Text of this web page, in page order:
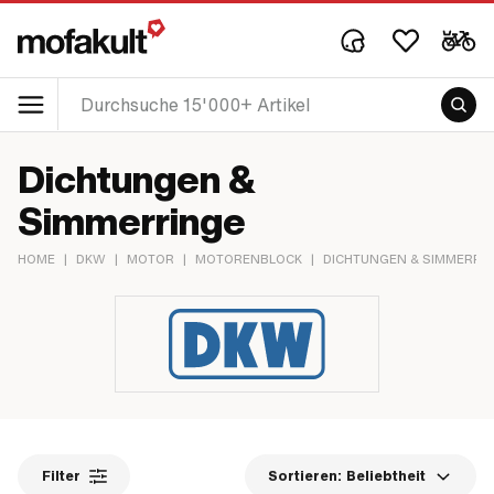
Dichtungen &
Simmerringe
HOME | DKW | MOTOR | MOTORENBLOCK | DICHTUNGEN &
Filter Sortieren: Beliebtheit